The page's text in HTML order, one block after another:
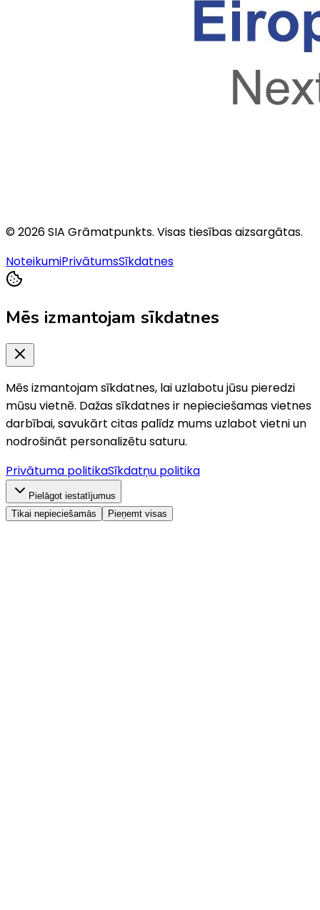
©2026SIA Grāmatpunkts. Visas tiesības aizsargātas.
NoteikumiPrivātumsSīkdatnes
Mēs izmantojam sīkdatnes
Mēs izmantojam sīkdatnes, lai uzlabotu jūsu pieredzi
mūsu vietnē. Dažas sīkdatnes ir nepieciešamas vietnes
darbībai, savukārt citas palīdz mums uzlabot vietni un
nodrošināt personalizētu saturu.
Privātuma politikaSīkdatņu politika
Pielāgot iestatījumus
Tikai nepieciešamās
Pieņemt visas